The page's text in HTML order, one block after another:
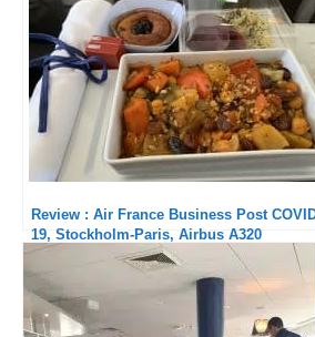
Review : Air France Business Post
19, Stockholm-Paris, Airbus A320